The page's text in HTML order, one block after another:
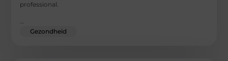
professional.
Gezondheid